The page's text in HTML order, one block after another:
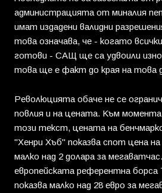
администрацията от миналия
имат издадени валидни
това означава, че - когато
готови - САЩ ще са удвоили
това ще е факт до края на това
Революцията обаче не се
повлия и на цената. Към
този текст, цената на
"Хенри Хъб" показва спот цена
малко над 2 долара за
европейската референтна борса
показва малко над 28 евро за